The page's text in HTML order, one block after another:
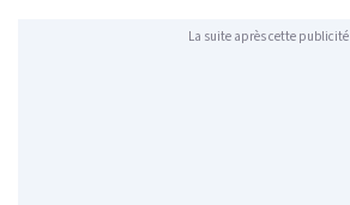
La suite après cette publicité